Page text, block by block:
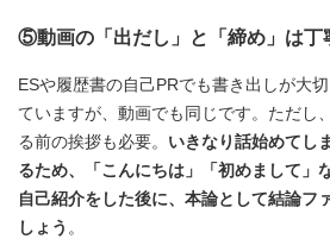
⑤動画の「出だし」と「締め」は丁
ESや履歴書の自己PRでも書き出しが大
ていますが、動画でも同じです。ただし
る前の挨拶も必要。 いきなり話始めてし
るため、「こんにちは」「初めまして」
自己紹介をした後に、本論として結論フ
しょう 。